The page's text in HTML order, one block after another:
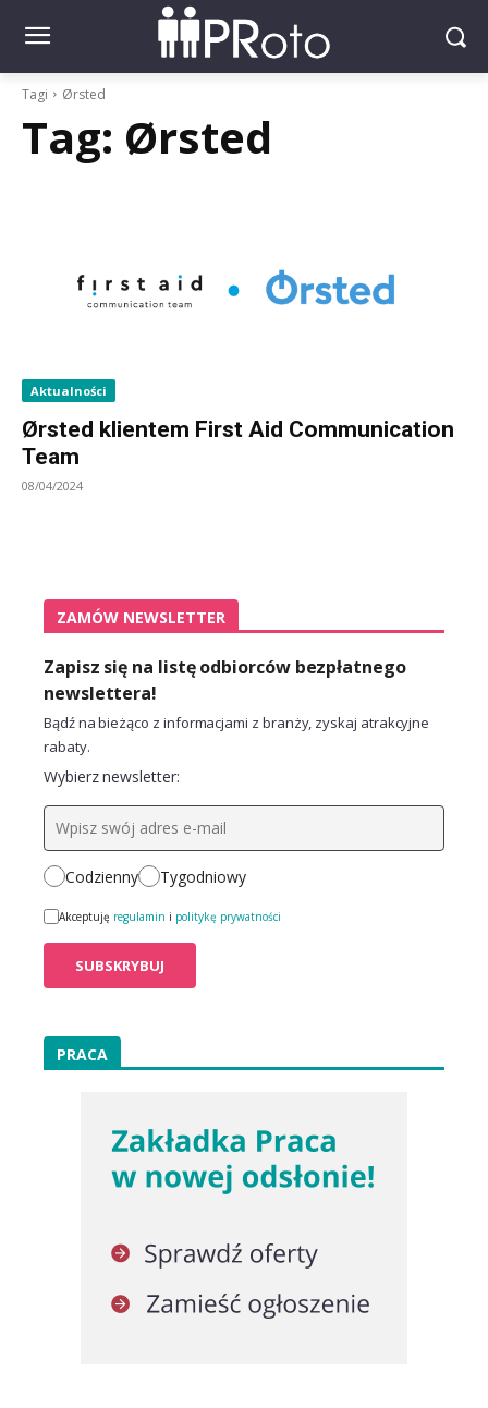
Tagi Ørsted
Tag: Ørsted
Aktualności
Ørsted klientem First Aid Communication
Team
08/04/2024
ZAMÓW NEWSLETTER
Zapisz się na listę odbiorców bezpłatnego
newslettera!
Bądź na bieżąco z informacjami z branży, zyskaj atrakcyjne
rabaty.
Wybierz newsletter:
Codzienny Tygodniowy
Akceptuję regulamin i politykę prywatności
PRACA